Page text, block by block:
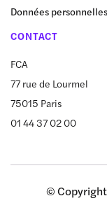
Données personnelles
CONTACT
FCA
77 rue de Lourmel
75015 Paris
01 44 37 02 00
©